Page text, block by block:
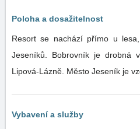
Poloha a dosažitelnost
Resort se nachází přímo u
Jeseníků. Bobrovník je drobná
Lipová-Lázně. Město Jeseník je
Vybavení a služby